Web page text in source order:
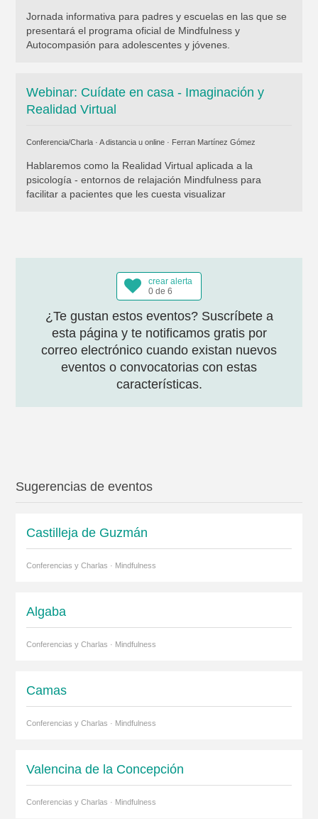
Jornada informativa para padres y escuelas en las que se
presentará el programa oficial de Mindfulness y
Autocompasión para adolescentes y jóvenes.
Webinar: Cuídate en casa - Imaginación y
Realidad Virtual
Conferencia/Charla · A distancia u online · Ferran Martínez Gómez
Hablaremos como la Realidad Virtual aplicada a la
psicología - entornos de relajación Mindfulness para
facilitar a pacientes que les cuesta visualizar
crear alerta
0 de 6
¿Te gustan estos eventos? Suscríbete a
esta página y te notificamos gratis por
correo electrónico cuando existan nuevos
eventos o convocatorias con estas
características.
Sugerencias de eventos
Castilleja de Guzmán
Conferencias y Charlas · Mindfulness
Algaba
Conferencias y Charlas · Mindfulness
Camas
Conferencias y Charlas · Mindfulness
Valencina de la Concepción
Conferencias y Charlas · Mindfulness